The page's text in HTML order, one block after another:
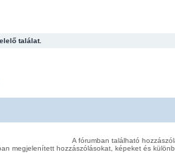
találat.
A fórumban található
megjelenített hozzászólásokat, képeket és